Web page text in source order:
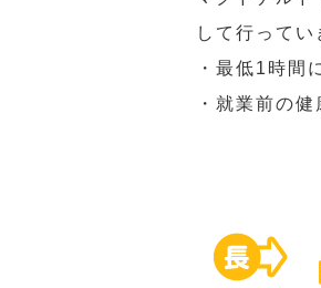
して行ってい
・最低1時間
・就業前の